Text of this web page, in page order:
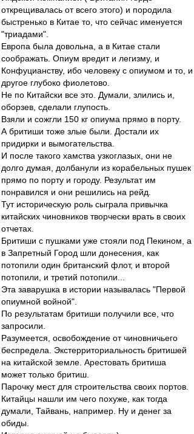
открещивалась от всего этого) и породила
быстренько в Китае то, что сейчас именуется
"триадами".
Европа была довольна, а в Китае стали
соображать. Опиум вредит и легизму, и
Конфуцианству, ибо человеку с опиумом и то, и
другое глубоко фиолетово.
Не по Китайски все это. Думали, злились и,
оборзев, сделали глупость.
Взяли и сожгли 150 кг опиума прямо в порту.
А бритиши тоже злые были. Достали их
придирки и вымогательства.
И после такого хамства узкоглазых, они не
долго думая, долбанули из корабельных пушек
прямо по порту и городу. Результат им
понравился и они решились на рейд.
Тут историческую роль сыграла привычка
китайских чиновников творчески врать в своих
отчетах.
Бритиши с пушками уже стояли под Пекином, а
в Запретный Город шли донесения, как
потопили один британский флот, и второй
потопили, и третий потопили...
Эта заварушка в истории называлась "Первой
опиумной войной".
По результатам бритиши получили все, что
запросили.
Разумеется, освобождение от чиновничьего
беспредела. Экстерриториальность бритишей
на китайской земле. Арестовать бритиша
может только бритиш.
Парочку мест для строительства своих портов.
Китайцы нашли им чего похуже, как тогда
думали, Тайвань, например. Ну и денег за
обиды.